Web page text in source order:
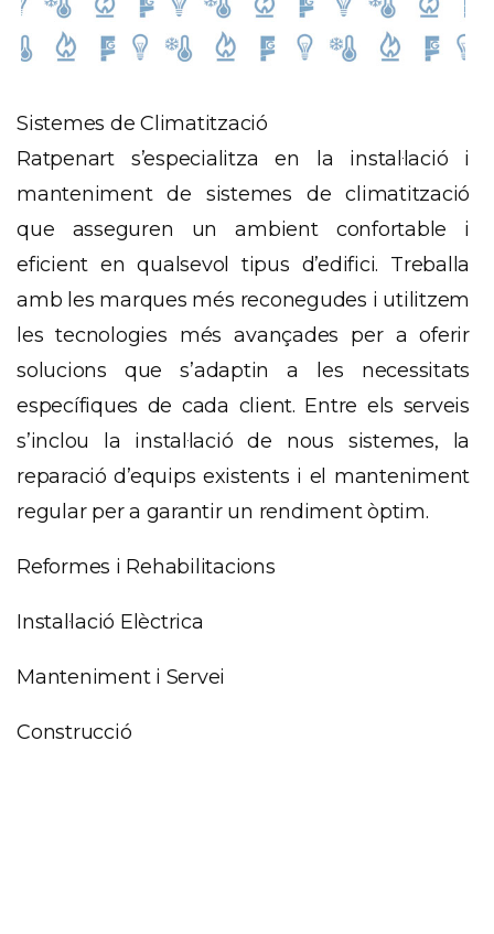
Sistemes de Climatització
Ratpenart s’especialitza en la instal·lació i
manteniment de sistemes de climatització
que asseguren un ambient confortable i
eficient en qualsevol tipus d’edifici. Treballa
amb les marques més reconegudes i utilitzem
les tecnologies més avançades per a oferir
solucions que s’adaptin a les necessitats
específiques de cada client. Entre els serveis
s’inclou la instal·lació de nous sistemes, la
reparació d’equips existents i el manteniment
regular per a garantir un rendiment òptim.
Reformes i Rehabilitacions
Instal·lació Elèctrica
Manteniment i Servei
Construcció